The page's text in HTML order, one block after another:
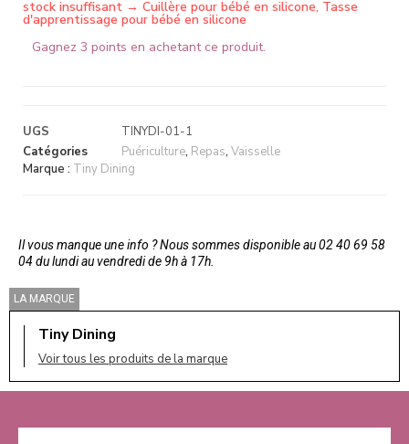
stock insuffisant → Cuillère pour bébé en silicone, Tasse
d'apprentissage pour bébé en silicone
Gagnez 3 points en achetant ce produit.
UGS
TINYDI-01-1
Catégories
Puériculture, Repas, Vaisselle
Marque : Tiny Dining
Il vous manque une info ? Nous sommes disponible au 02 40 69 58
04 du lundi au vendredi de 9h à 17h.
LA MARQUE
Tiny Dining
Voir tous les produits de la marque